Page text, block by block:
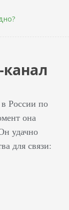
канал
России по
она
удачно
для связи: